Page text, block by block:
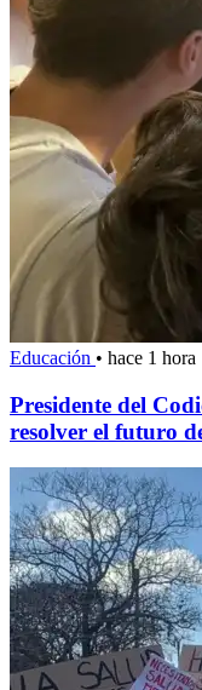
Educación • hace 1 hora
Presidente del
resolver el futuro